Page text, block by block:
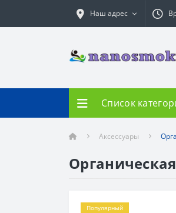
Наш адрес
Список
Аксессуары
Популярный